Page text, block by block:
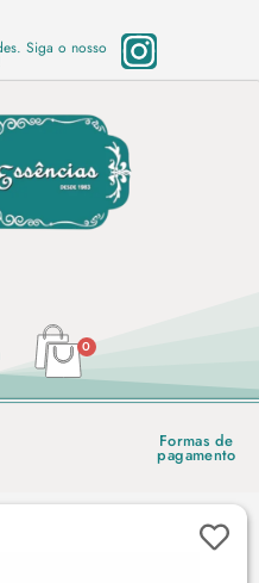
Siga o nosso
0
Formas de
pagamento